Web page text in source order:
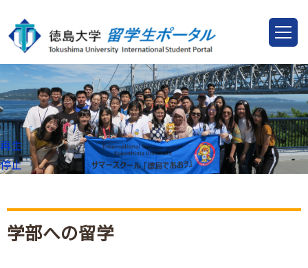
再生
停止
学部への留学